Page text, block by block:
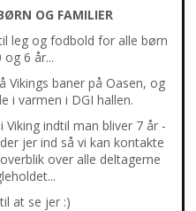
OG FAMILIER
leg og fodbold for alle børn
6 år...
Vikings baner på Oasen, og
i varmen i DGI hallen.
indtil man bliver 7 år -
jer ind så vi kan kontakte
over alle deltagerne
at se jer :)